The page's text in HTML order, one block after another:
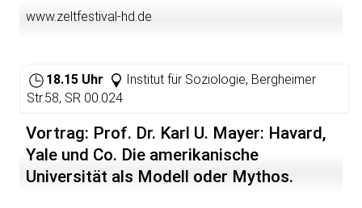
www.zeltfestival-hd.de
18.15 Uhr
Institut für Soziologie, Bergheimer
Str.58, SR 00.024
Vortrag: Prof. Dr. Karl U. Mayer: Havard,
Yale und Co. Die amerikanische
Universität als Modell oder Mythos.